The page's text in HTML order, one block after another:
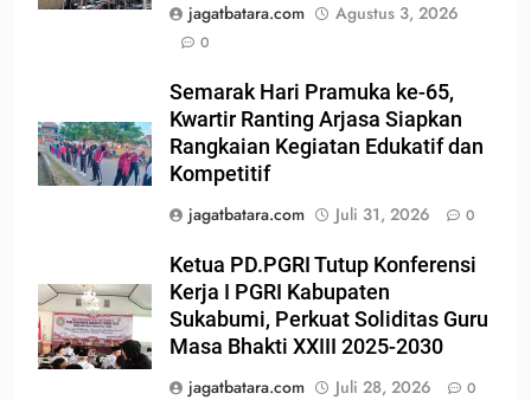
jagatbatara.com
Agustus 3, 2026
0
Semarak Hari Pramuka ke-65,
Kwartir Ranting Arjasa Siapkan
Rangkaian Kegiatan Edukatif dan
Kompetitif
jagatbatara.com
Juli 31, 2026 0
Ketua PD.PGRI Tutup Konferensi
Kerja I PGRI Kabupaten
Sukabumi, Perkuat Soliditas Guru
Masa Bhakti XXIII 2025-2030
jagatbatara.com
Juli 28, 2026 0